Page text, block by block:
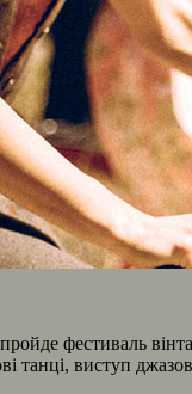
фестиваль
танці, виступ